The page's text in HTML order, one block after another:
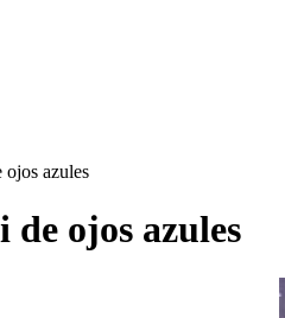
ojos azules
de ojos azules